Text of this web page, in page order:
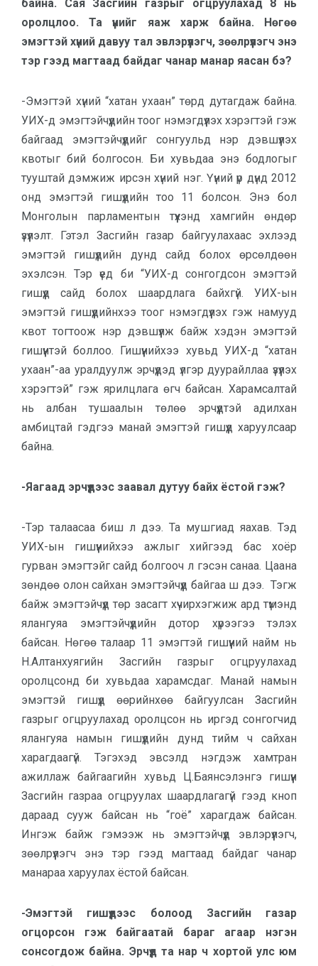
байна. Сая Засгийн газрыг огцруулахад 8 нь
оролцлоо. Та үүнийг яаж харж байна. Нөгөө
эмэгтэй хүний давуу тал эвлэрүүлэгч, зөөлрүүлэгч энэ
тэр гээд магтаад байдаг чанар манар яасан бэ?
-Эмэгтэй хүний “хатан ухаан” төрд дутагдаж байна.
УИХ-д эмэгтэйчүүдийн тоог нэмэгдүүлэх хэрэгтэй гэж
байгаад эмэгтэйчүүдийг сонгуульд нэр дэвшүүлэх
квотыг бий болгосон. Би хувьдаа энэ бодлогыг
тууштай дэмжиж ирсэн хүний нэг. Үүний үр дүнд 2012
онд эмэгтэй гишүүдийн тоо 11 болсон. Энэ бол
Монголын парламентын түүхэнд хамгийн өндөр
үзүүлэлт. Гэтэл Засгийн газар байгуулахаас эхлээд
эмэгтэй гишүүдийн дунд сайд болох өрсөлдөөн
эхэлсэн. Тэр үед би “УИХ-д сонгогдсон эмэгтэй
гишүүд сайд болох шаардлага байхгүй. УИХ-ын
эмэгтэй гишүүдийнхээ тоог нэмэгдүүлэх гэж намууд
квот тогтоож нэр дэвшүүлж байж хэдэн эмэгтэй
гишүүнтэй боллоо. Гишүүнийхээ хувьд УИХ-д “хатан
ухаан”-аа уралдуулж эрчүүдэд үлгэр дуурайллаа үзүүлэх
хэрэгтэй” гэж ярилцлага өгч байсан. Харамсалтай
нь албан тушаалын төлөө эрчүүдтэй адилхан
амбицтай гэдгээ манай эмэгтэй гишүүд харуулсаар
байна.
-Яагаад эрчүүдээс заавал дутуу байх ёстой гэж?
-Тэр талаасаа биш л дээ. Та мушгиад яахав. Тэд
УИХ-ын гишүүнийхээ ажлыг хийгээд бас хоёр
гурван эмэгтэйг сайд болгооч л гэсэн санаа. Цаана
зөндөө олон сайхан эмэгтэйчүүд байгаа ш дээ. Тэгж
байж эмэгтэйчүүд төр засагт хүчирхэгжиж ард түмэнд
ялангуяа эмэгтэйчүүдийн дотор хүрээгээ тэлэх
байсан. Нөгөө талаар 11 эмэгтэй гишүүний найм нь
Н.Алтанхуягийн Засгийн газрыг огцруулахад
оролцсонд би хувьдаа харамсдаг. Манай намын
эмэгтэй гишүүд өөрийнхөө байгуулсан Засгийн
газрыг огцруулахад оролцсон нь иргэд сонгогчид
ялангуяа намын гишүүдийн дунд тийм ч сайхан
харагдаагүй. Тэгэхэд эвсэлд нэгдэж хамтран
ажиллаж байгаагийн хувьд Ц.Баянсэлэнгэ гишүүн
Засгийн газраа огцруулах шаардлагагүй гээд кноп
дараад сууж байсан нь “гоё” харагдаж байсан.
Ингэж байж гэмээж нь эмэгтэйчүүд эвлэрүүлэгч,
зөөлрүүлэгч энэ тэр гээд магтаад байдаг чанар
манараа харуулах ёстой байсан.
-Эмэгтэй гишүүдээс болоод Засгийн газар
огцорсон гэж байгаатай бараг агаар нэгэн
сонсогдож байна. Эрчүүд та нар ч хортой улс юм